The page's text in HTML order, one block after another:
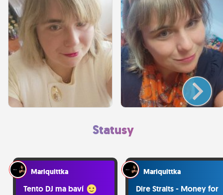
Statusy
Mariquittka
Tento DJ ma baví
Mariquittka
Dire Straits - Money for